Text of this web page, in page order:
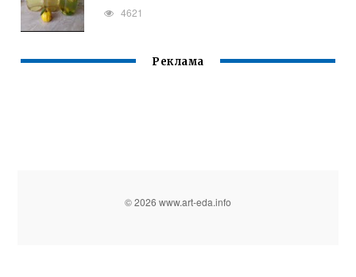
4621
Реклама
© 2026 www.art-eda.info